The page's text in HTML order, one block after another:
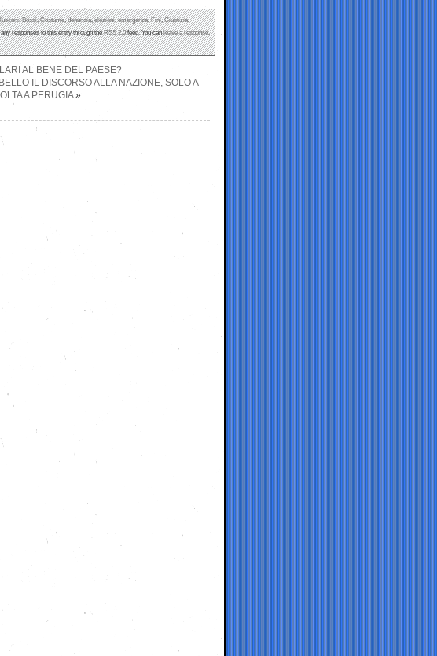
,Bossi,Costume,denuncia,elezioni,emergenza,Fini,Giustizia,
responses to this entry through theRSS 2.0feed. You canleave a response,
AL BENE DEL PAESE?
IL DISCORSO ALLA NAZIONE, SOLO A
A PERUGIA»